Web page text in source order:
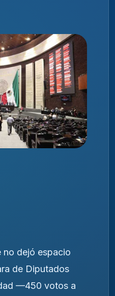
no dejó espacio
de Diputados
—450 votos a